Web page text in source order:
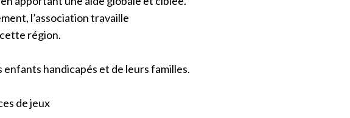
l’association travaille
région.
handicapés et de leurs familles.
de jeux